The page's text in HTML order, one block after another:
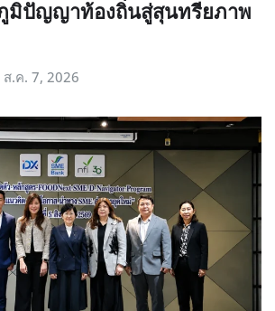
มิปัญญาท้องถิ่นสู่สุนทรียภาพ
ส.ค. 7, 2026